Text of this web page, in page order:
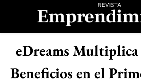
eDreams Multiplica
Beneficios en el